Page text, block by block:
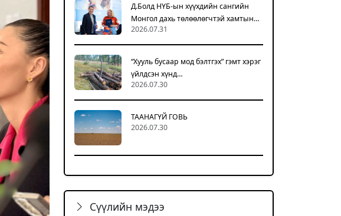
Д.Болд НҮБ-ын хүүхдийн сангийн
Монгол дахь төлөөлөгчтэй хамтын…
2026.07.31
“Хууль бусаар мод бэлтгэх” гэмт хэрэг
үйлдсэн хүнд…
2026.07.30
ТААНАГҮЙ ГОВЬ
2026.07.30
Сүүлийн мэдээ